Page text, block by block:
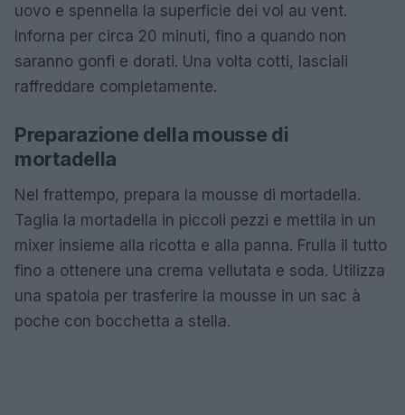
uovo e spennella la superficie dei vol au vent.
Inforna per circa 20 minuti, fino a quando non
saranno gonfi e dorati. Una volta cotti, lasciali
raffreddare completamente.
Preparazione della mousse di
mortadella
Nel frattempo, prepara la mousse di mortadella.
Taglia la mortadella in piccoli pezzi e mettila in un
mixer insieme alla ricotta e alla panna. Frulla il tutto
fino a ottenere una crema vellutata e soda. Utilizza
una spatola per trasferire la mousse in un sac à
poche con bocchetta a stella.